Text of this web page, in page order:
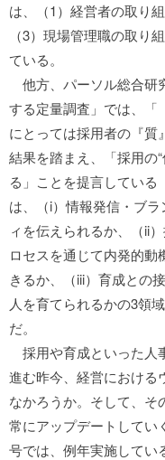
は、（1）経営者の取り
（3）現場管理職の取り
ている。
他方、パーソル総合研
する定量調査」では、「
にとっては採用者の『質
結果を踏まえ、「採用の
る」ことを提言している
は、（i）情報発信・ブ
ィを伝えられるか、（ii
ロセスを通じて内発的
きるか、（iii）育成との
人を育てられるかの3領
だ。
採用や育成といった人
進む昨今、経営における
なかろうか。そして、そ
常にアップデートしてい
号では、例年実施してい